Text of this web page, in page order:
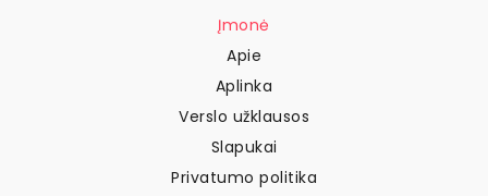
Įmonė
Apie
Aplinka
Verslo užklausos
Slapukai
Privatumo politika